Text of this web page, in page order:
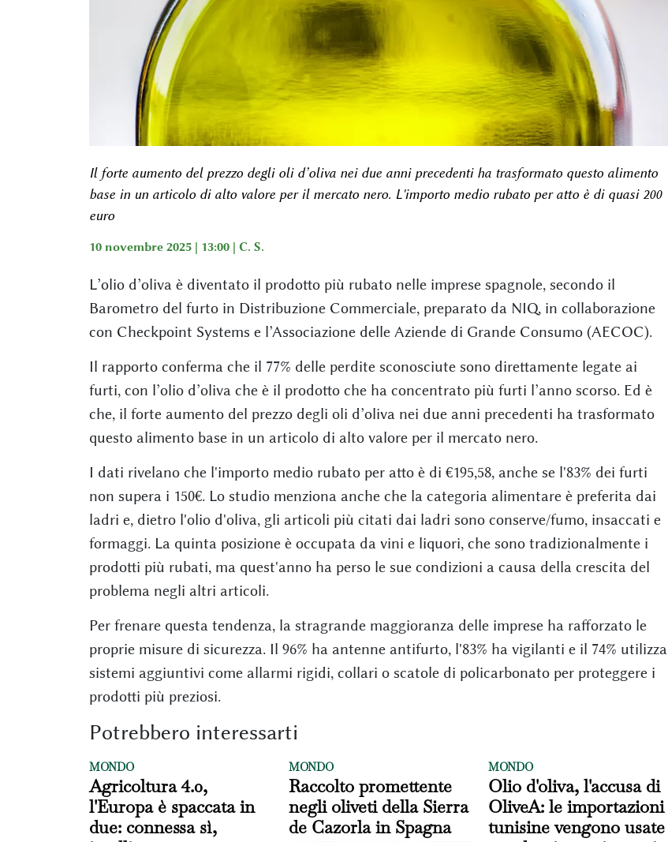
Il forte aumento del prezzo degli oli d’oliva nei due anni precedenti ha trasformato questo alimento
base in un articolo di alto valore per il mercato nero. L'importo medio rubato per atto è di quasi 200
euro
10 novembre 2025 | 13:00 | C. S.
L’olio d’oliva è diventato il prodotto più rubato nelle imprese spagnole, secondo il
Barometro del furto in Distribuzione Commerciale, preparato da NIQ, in collaborazione
con Checkpoint Systems e l’Associazione delle Aziende di Grande Consumo (AECOC).
Il rapporto conferma che il 77% delle perdite sconosciute sono direttamente legate ai
furti, con l’olio d’oliva che è il prodotto che ha concentrato più furti l’anno scorso. Ed è
che, il forte aumento del prezzo degli oli d’oliva nei due anni precedenti ha trasformato
questo alimento base in un articolo di alto valore per il mercato nero.
I dati rivelano che l'importo medio rubato per atto è di €195,58, anche se l'83% dei furti
non supera i 150€. Lo studio menziona anche che la categoria alimentare è preferita dai
ladri e, dietro l'olio d'oliva, gli articoli più citati dai ladri sono conserve/fumo, insaccati e
formaggi. La quinta posizione è occupata da vini e liquori, che sono tradizionalmente i
prodotti più rubati, ma quest'anno ha perso le sue condizioni a causa della crescita del
problema negli altri articoli.
Per frenare questa tendenza, la stragrande maggioranza delle imprese ha rafforzato le
proprie misure di sicurezza. Il 96% ha antenne antifurto, l'83% ha vigilanti e il 74% utilizza
sistemi aggiuntivi come allarmi rigidi, collari o scatole di policarbonato per proteggere i
prodotti più preziosi.
Potrebbero interessarti
MONDO
Agricoltura 4.0,
l'Europa è spaccata in
due: connessa sì,
MONDO
Raccolto promettente
negli oliveti della Sierra
de Cazorla in Spagna
MONDO
Olio d'oliva, l'accusa di
OliveA: le importazioni
tunisine vengono usate